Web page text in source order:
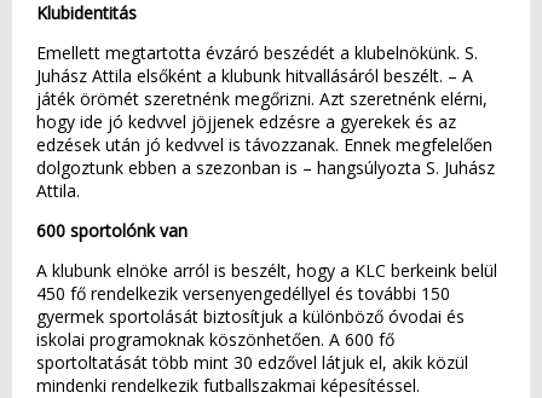
Klubidentitás
Emellett megtartotta évzáró beszédét a klubelnökünk. S.
Juhász Attila elsőként a klubunk hitvallásáról beszélt. – A
játék örömét szeretnénk megőrizni. Azt szeretnénk elérni,
hogy ide jó kedvvel jöjjenek edzésre a gyerekek és az
edzések után jó kedvvel is távozzanak. Ennek megfelelően
dolgoztunk ebben a szezonban is – hangsúlyozta S. Juhász
Attila.
600 sportolónk van
A klubunk elnöke arról is beszélt, hogy a KLC berkeink belül
450 fő rendelkezik versenyengedéllyel és további 150
gyermek sportolását biztosítjuk a különböző óvodai és
iskolai programoknak köszönhetően. A 600 fő
sportoltatását több mint 30 edzővel látjuk el, akik közül
mindenki rendelkezik futballszakmai képesítéssel.